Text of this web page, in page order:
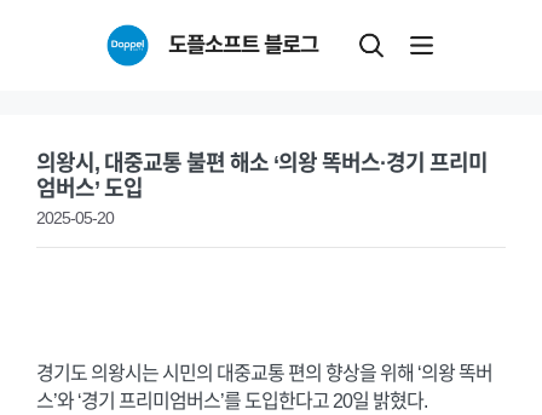
도플소프트 블로그
의왕시, 대중교통 불편 해소 ‘의왕 똑버스·경기 프리미
엄버스’ 도입
2025-05-20
경기도 의왕시는 시민의 대중교통 편의 향상을 위해 ‘의왕 똑버
스’와 ‘경기 프리미엄버스’를 도입한다고 20일 밝혔다.